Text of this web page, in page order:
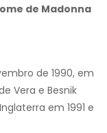
de Madonna
de 1990, em
Vera e Besnik
em 1991 e